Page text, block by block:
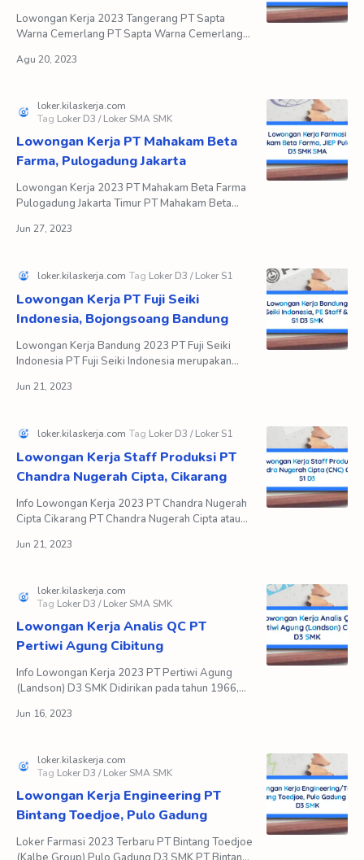
Lowongan Kerja 2023 Tangerang PT Sapta
Warna Cemerlang PT Sapta Warna Cemerlang
bidang kemasan fleksibel …
Lowongan Kerja PT Mahakam Beta
Farma, Pulogadung Jakarta
Lowongan Kerja 2023 PT Mahakam Beta Farma
Pulogadung Jakarta Timur PT Mahakam Beta
Group yang didirikan pada …
Lowongan Kerja PT Fuji Seiki
Indonesia, Bojongsoang Bandung
Lowongan Kerja Bandung 2023 PT Fuji Seiki
Indonesia PT Fuji Seiki Indonesia merupakan
komponen plastik p…
Lowongan Kerja Staff Produksi PT
Chandra Nugerah Cipta, Cikarang
Info Lowongan Kerja 2023 PT Chandra Nugerah
Cipta Cikarang PT Chandra Nugerah Cipta atau
merupakan perusaha…
Lowongan Kerja Analis QC PT
Pertiwi Agung Cibitung
Info Lowongan Kerja 2023 PT Pertiwi Agung
(Landson) D3 SMK Didirikan pada tahun 1966,
perusahaan manufaktur yan…
Lowongan Kerja Engineering PT
Bintang Toedjoe, Pulo Gadung
Loker Farmasi 2023 Terbaru PT Bintang Toedjoe